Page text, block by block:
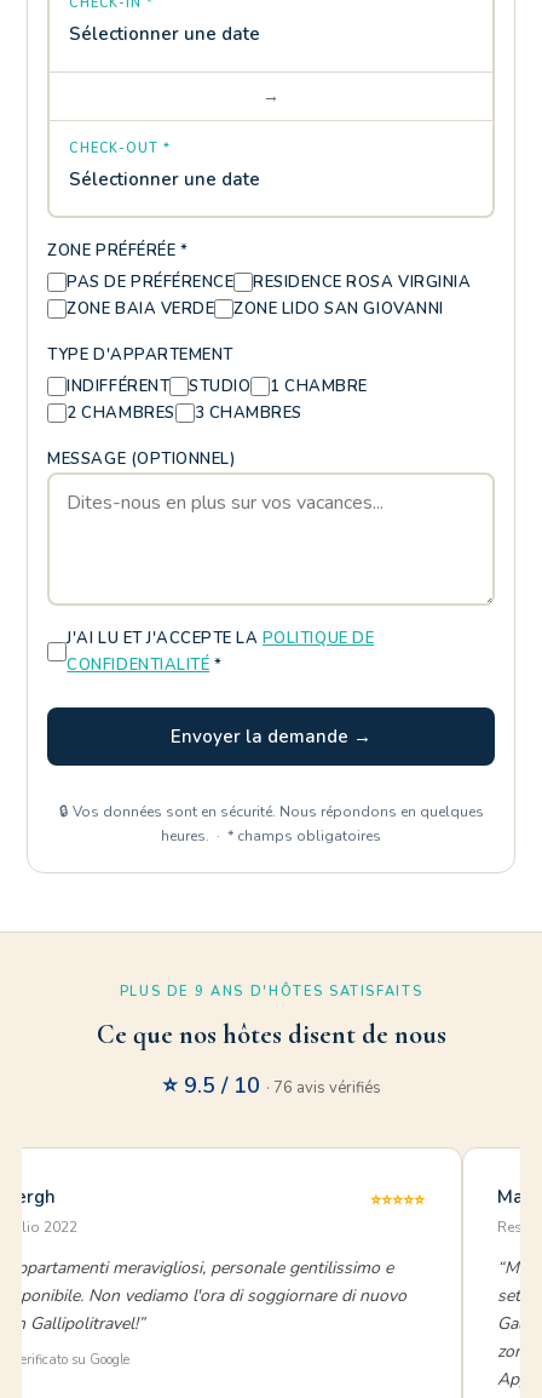
Sélectionner une date
→
CHECK-OUT *
Sélectionner une date
ZONE PRÉFÉRÉE *
PAS DE PRÉFÉRENCE
RESIDENCE ROSA VIRGINIA
ZONE BAIA VERDE
ZONE LIDO SAN GIOVANNI
TYPE D'APPARTEMENT
INDIFFÉRENT
STUDIO
1 CHAMBRE
2 CHAMBRES
3 CHAMBRES
MESSAGE (OPTIONNEL)
J'AI LU ET J'ACCEPTE LA POLITIQUE DE
CONFIDENTIALITÉ *
Envoyer la demande →
🔒 Vos données sont en sécurité. Nous répondons en quelques
heures. · * champs obligatoires
PLUS DE 9 ANS D'HÔTES SATISFAITS
Ce que nos hôtes disent de nous
⭐ 9.5 / 10 · 76 avis vérifiés
blergh
luglio 2022
⭐⭐⭐⭐⭐
“Appartamenti meravigliosi, personale gentilissimo e
disponibile. Non vediamo l'ora di soggiornare di nuovo
con Gallipolitravel!”
⭐ Verificato su Google
“Mia
zona